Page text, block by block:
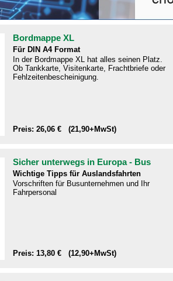
Bordmappe XL
Für DIN A4 Format
In der Bordmappe XL hat alles seinen Platz.
Ob Tankkarte, Visitenkarte, Frachtbriefe oder
Fehlzeitenbescheinigung.
Preis: 26,06 € (21,90+MwSt)
Sicher unterwegs in Europa - Bus
Wichtige Tipps für Auslandsfahrten
Vorschriften für Busunternehmen und Ihr
Fahrpersonal
Preis: 13,80 € (12,90+MwSt)